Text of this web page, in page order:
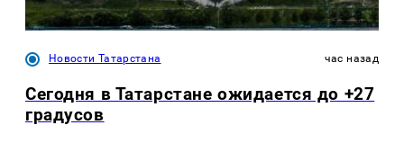
Новости Татарстана час назад
Сегодня в Татарстане ожидается до +27
градусов